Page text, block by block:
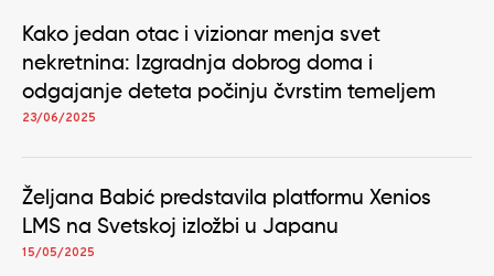
Kako jedan otac i vizionar menja svet
nekretnina: Izgradnja dobrog doma i
odgajanje deteta počinju čvrstim temeljem
23/06/2025
Željana Babić predstavila platformu Xenios
LMS na Svetskoj izložbi u Japanu
15/05/2025